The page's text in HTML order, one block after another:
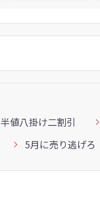
半値八掛け二割引
5月に売り逃げろ